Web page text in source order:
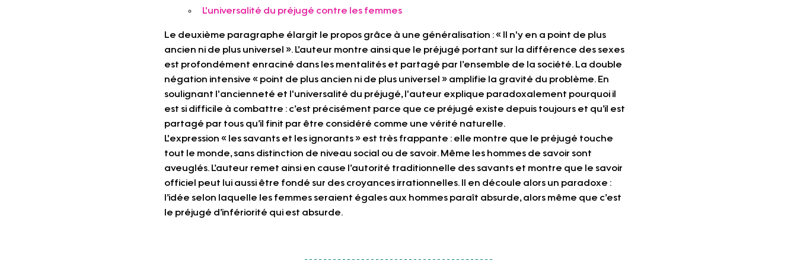
L'universalité du préjugé contre les femmes
Le deuxième paragraphe élargit le propos grâce à une généralisation : « Il n'y en a point de plus
ancien ni de plus universel ». L’auteur montre ainsi que le préjugé portant sur la différence des sexes
est profondément enraciné dans les mentalités et partagé par l’ensemble de la société. La double
négation intensive « point de plus ancien ni de plus universel » amplifie la gravité du problème. En
soulignant l'ancienneté et l'universalité du préjugé, l'auteur explique paradoxalement pourquoi il
est si difficile à combattre : c’est précisément parce que ce préjugé existe depuis toujours et qu’il est
partagé par tous qu’il finit par être considéré comme une vérité naturelle.
L'expression « les savants et les ignorants » est très frappante : elle montre que le préjugé touche
tout le monde, sans distinction de niveau social ou de savoir. Même les hommes de savoir sont
aveuglés. L’auteur remet ainsi en cause l’autorité traditionnelle des savants et montre que le savoir
officiel peut lui aussi être fondé sur des croyances irrationnelles. Il en découle alors un paradoxe :
l’idée selon laquelle les femmes seraient égales aux hommes paraît absurde, alors même que c’est
le préjugé d’infériorité qui est absurde.